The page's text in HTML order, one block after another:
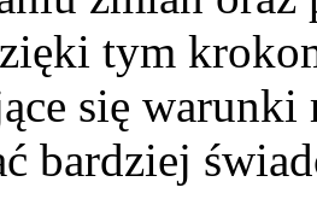
tym
się warunki
bardziej